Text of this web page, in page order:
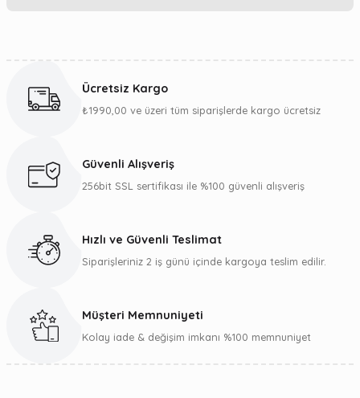
Görüş ve önerileriniz için teşekkür ederiz.
Ürün bilgilerinde hatalar bulunuyor.
Gönder
Ücretsiz Kargo
₺1990,00 ve üzeri tüm siparişlerde kargo ücretsiz
Güvenli Alışveriş
256bit SSL sertifikası ile %100 güvenli alışveriş
Hızlı ve Güvenli Teslimat
Siparişleriniz 2 iş günü içinde kargoya teslim edilir.
Müşteri Memnuniyeti
Kolay iade & değişim imkanı %100 memnuniyet